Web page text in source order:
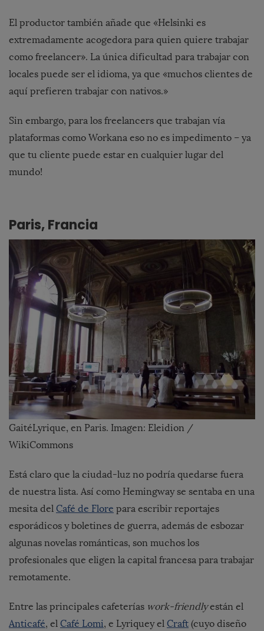
El productor también añade que «Helsinki es
extremadamente acogedora para quien quiere trabajar
como freelancer». La única dificultad para trabajar con
locales puede ser el idioma, ya que «muchos clientes de
aquí prefieren trabajar con nativos.»
Sin embargo, para los freelancers que trabajan vía
plataformas como Workana eso no es impedimento – ya
que tu cliente puede estar en cualquier lugar del
mundo!
Paris, Francia
GaitéLyrique, en Paris. Imagen: Eleidion /
WikiCommons
Está claro que la ciudad-luz no podría quedarse fuera
de nuestra lista. Así como Hemingway se sentaba en una
mesita del Café de Flore para escribir reportajes
esporádicos y boletines de guerra, además de esbozar
algunas novelas románticas, son muchos los
profesionales que eligen la capital francesa para trabajar
remotamente.
Entre las principales cafeterías work-friendlyestán el
Anticafé, el Café Lomi, e Lyriquey el Craft (cuyo diseño